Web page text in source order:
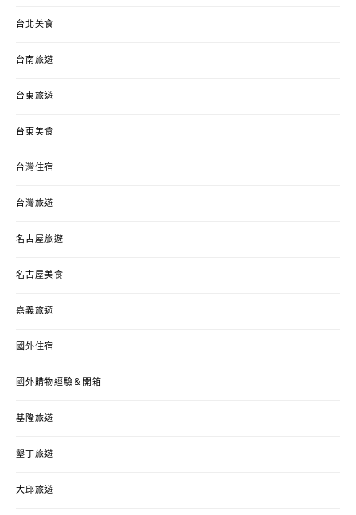
台北美食
台南旅遊
台東旅遊
台東美食
台灣住宿
台灣旅遊
名古屋旅遊
名古屋美食
嘉義旅遊
國外住宿
國外購物經驗＆開箱
基隆旅遊
墾丁旅遊
大邱旅遊